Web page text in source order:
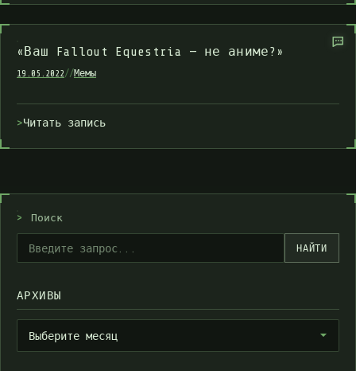
«Ваш Fallout Equestria — не аниме?»
19.05.2022//Мемы
Читать запись
> Поиск
НАЙТИ
АРХИВЫ
Архивы
Выберите месяц